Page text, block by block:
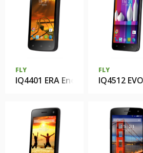
FLY
IQ4401 ERA Energy 2
FLY
IQ4512